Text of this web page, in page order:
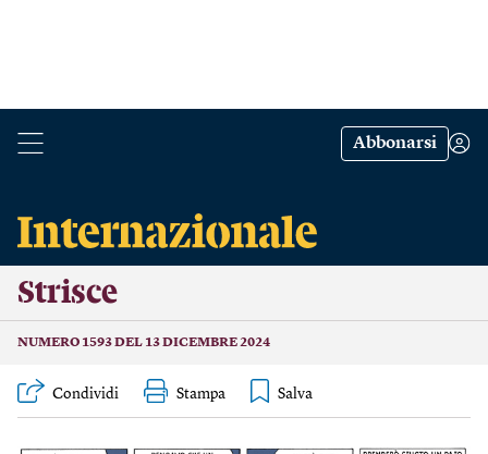
Abbonarsi
Strisce
NUMERO 1593 DEL 13 DICEMBRE 2024
Condividi Stampa